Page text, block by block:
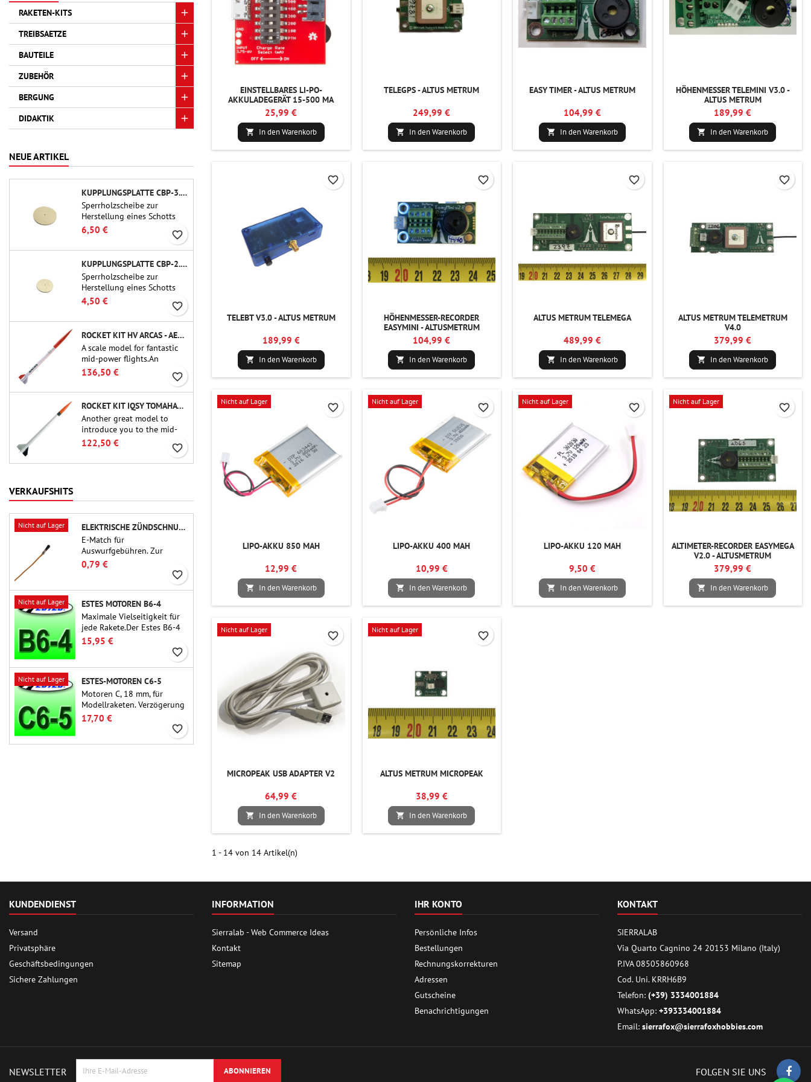
RAKETEN-KITS
TREIBSAETZE
BAUTEILE
ZUBEHÖR
BERGUNG
DIDAKTIK
NEUE ARTIKEL
KUPPLUNGSPLATTE CBP-3.0 - PUBLIC MISSILES LTD.
Sperrholzscheibe zur
Herstellung eines Schotts
(Rahmens) für 75-mm-
Rohrkupplungen (PT-3.0/QT-
3.0) von Public Missiles Ltd.
6,50 € favorite_border
KUPPLUNGSPLATTE CBP-2.1 - PUBLIC MISSILES LTD.
Sperrholzscheibe zur
Herstellung eines Schotts
(Rahmens) für 54-mm-
Rohrkupplungen (PT-2.1
oder QT-2.1) von Public
Missiles Ltd.
4,50 € favorite_border
ROCKET KIT HV ARCAS - AEROTECH
A scale model for fantastic
mid-power flights.An
uncompromising kit that
allows you to build a replica
of one of the most famous
sounding-rocket ever.
136,50 € favorite_border
ROCKET KIT IQSY TOMAHAWK - AEROTECH
Another great model to
introduce you to the mid-
power.A scale replica of a
small in size and peefect to
122,50 € favorite_border
VERKAUFSHITS
Nicht auf Lager
ELEKTRISCHE ZÜNDSCHNUR FÜR AUSSTOSSLADUNG
E-Match für
Auswurfgebühren. Zur
Verwendung mit
Höhenmessern oder anderen
0,79 €
favorite_border
Nicht auf Lager
ESTES MOTOREN B6-4
Maximale Vielseitigkeit für
jede Rakete.Der Estes B6-4
ist einer der am häufigsten
Raketenmotoren überhaupt
und für die große Mehrheit
der Estes- und ähnlichen
Raketen geeignet.
15,95 €
favorite_border
Nicht auf Lager
ESTES-MOTOREN C6-5
Motoren C, 18 mm, für
Modellraketen. Verzögerung
5 Sekunden, für einstufige
Raketen.
17,70 €
favorite_border
EINSTELLBARES LI-PO-
AKKULADEGERÄT 15-500 MA
25,99 €
 In den Warenkorb
TELEGPS - ALTUS METRUM
249,99 €
 In den Warenkorb
EASY TIMER - ALTUS METRUM
104,99 €
 In den Warenkorb
HÖHENMESSER TELEMINI V3.0 -
ALTUS METRUM
189,99 €
 In den Warenkorb
TELEBT V3.0 - ALTUS METRUM
189,99 €
 In den Warenkorb
favorite_border
HÖHENMESSER-RECORDER
EASYMINI - ALTUSMETRUM
104,99 €
 In den Warenkorb
favorite_border
ALTUS METRUM TELEMEGA
489,99 €
 In den Warenkorb
favorite_border
ALTUS METRUM TELEMETRUM
V4.0
379,99 €
 In den Warenkorb
favorite_border
Nicht auf Lager
LIPO-AKKU 850 MAH
12,99 €
 In den Warenkorb
favorite_border
Nicht auf Lager
LIPO-AKKU 400 MAH
10,99 €
 In den Warenkorb
favorite_border
Nicht auf Lager
LIPO-AKKU 120 MAH
9,50 €
 In den Warenkorb
favorite_border
Nicht auf Lager
ALTIMETER-RECORDER EASYMEGA
V2.0 - ALTUSMETRUM
379,99 €
 In den Warenkorb
favorite_border
Nicht auf Lager
MICROPEAK USB ADAPTER V2
64,99 €
 In den Warenkorb
favorite_border
Nicht auf Lager
ALTUS METRUM MICROPEAK
38,99 €
 In den Warenkorb
favorite_border
1 - 14 von 14 Artikel(n)
KUNDENDIENST
Versand
Privatsphäre
Geschäftsbedingungen
Sichere Zahlungen
INFORMATION
Sierralab - Web Commerce Ideas
Kontakt
Sitemap
IHR KONTO
Persönliche Infos
Bestellungen
Rechnungskorrekturen
Adressen
Gutscheine
Benachrichtigungen
KONTAKT
SIERRALAB
Via Quarto Cagnino 24 20153 Milano (Italy)
P.IVA 08505860968
Cod. Uni. KRRH6B9
Telefon: (+39) 3334001884
WhatsApp: +393334001884
Email: sierrafox@sierrafoxhobbies.com
NEWSLETTER FOLGEN SIE UNS